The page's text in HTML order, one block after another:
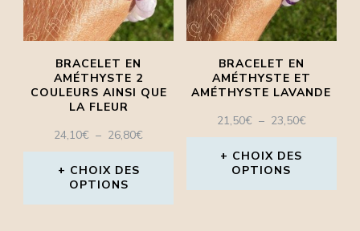
options
peuvent
être
choisies
sur
la
page
du
options
peuvent
être
choisies
sur
la
page
BRACELET EN
AMÉTHYSTE 2
COULEURS AINSI QUE
LA FLEUR
24,10€ – 26,80€PLAGE
DE
À
CHOIX DES
OPTIONS
BRACELET EN
AMÉTHYSTE ET
AMÉTHYSTE LAVANDE
21,50€ – 23,50€PLAGE
DE
À
CHOIX DES
OPTIONS